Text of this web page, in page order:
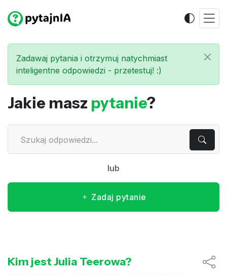
Zadawaj pytania i otrzymuj natychmiast
inteligentne odpowiedzi - przetestuj! :)
Jakie masz pytanie?
lub
Zadaj pytanie
Kim jest Julia Teerowa?